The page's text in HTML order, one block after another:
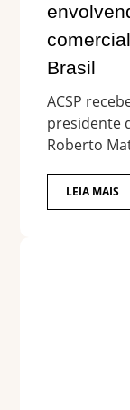
Brasil
ACSP
presidente
Roberto
LEIA MAIS